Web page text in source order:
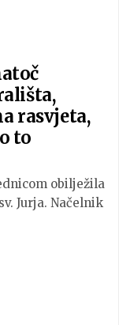
rasvjeta,
to
obilježila
Jurja. Načelnik